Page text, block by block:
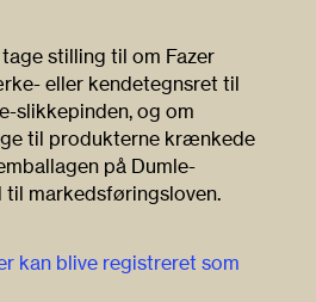
stilling til om Fazer
eller kendetegnsret til
slikkepinden, og om
til produkterne krænkede
på Dumle-
markedsføringsloven.
kan blive registreret som